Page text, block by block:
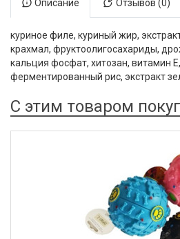
Описание Отзывов (0)
куриное филе, куриный жир,
крахмал, фруктоолигосахариды,
кальция фосфат, хитозан, витамин
ферментированный рис, экстракт
С этим товаром